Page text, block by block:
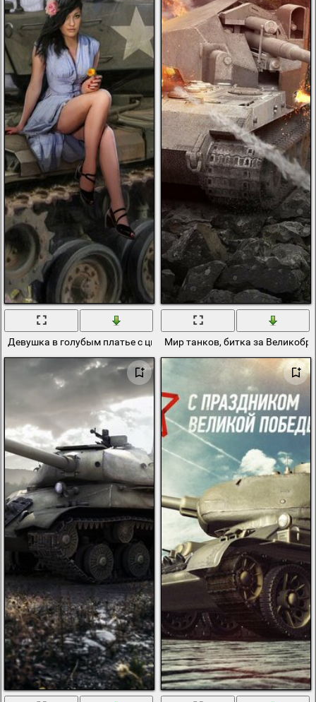
Девушка в голубым платье с цветком сидит на танке
Мир танков, битка за